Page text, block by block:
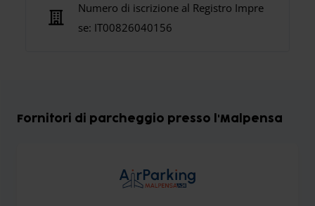
Numero di iscrizione al Registro Impre
se: IT00826040156
Fornitori di parcheggio presso l'Malpensa